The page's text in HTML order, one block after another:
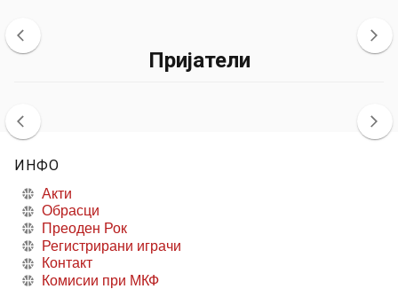
Пријатели
ИНФО
Акти
Обрасци
Преоден Рок
Регистрирани играчи
Контакт
Комисии при МКФ